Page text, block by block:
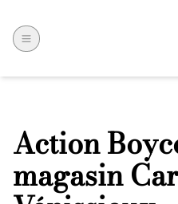
Action
magasin